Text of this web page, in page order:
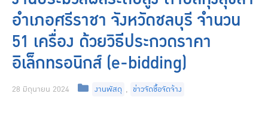
อำเภอศรีราชา จังหวัดชลบุรี จำนวน
51 เครื่อง ด้วยวิธีประกวดราคา
อิเล็กทรอนิกส์ (e-bidding)
28 มิถุนายน 2024 งานพัสดุ , ข่าวจัดซื้อจัดจ้าง